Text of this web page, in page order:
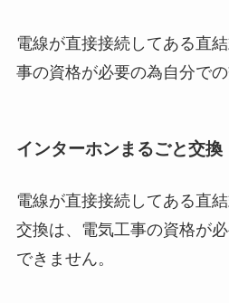
電線が直接接続してある直
事の資格が必要の為自分での
インターホンまるごと交換
電線が直接接続してある直
交換は、電気工事の資格が
できません。